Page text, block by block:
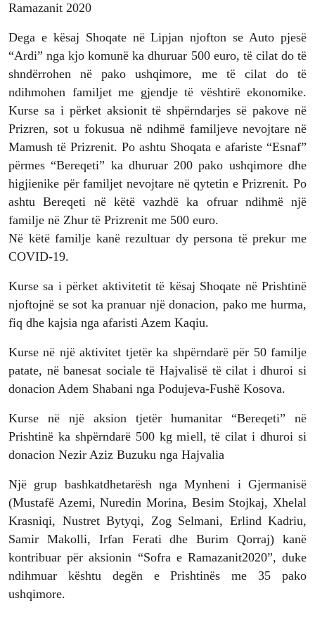
Ramazanit 2020
Dega e kësaj Shoqate në Lipjan njofton se Auto pjesë
“Ardi” nga kjo komunë ka dhuruar 500 euro, të cilat do të
shndërrohen në pako ushqimore, me të cilat do të
ndihmohen familjet me gjendje të vështirë ekonomike.
Kurse sa i përket aksionit të shpërndarjes së pakove në
Prizren, sot u fokusua në ndihmë familjeve nevojtare në
Mamush të Prizrenit. Po ashtu Shoqata e afariste “Esnaf”
përmes “Bereqeti” ka dhuruar 200 pako ushqimore dhe
higjienike për familjet nevojtare në qytetin e Prizrenit. Po
ashtu Bereqeti në këtë vazhdë ka ofruar ndihmë një
familje në Zhur të Prizrenit me 500 euro.
Në këtë familje kanë rezultuar dy persona të prekur me
COVID-19.
Kurse sa i përket aktivitetit të kësaj Shoqate në Prishtinë
njoftojnë se sot ka pranuar një donacion, pako me hurma,
fiq dhe kajsia nga afaristi Azem Kaqiu.
Kurse në një aktivitet tjetër ka shpërndarë për 50 familje
patate, në banesat sociale të Hajvalisë të cilat i dhuroi si
donacion Adem Shabani nga Podujeva-Fushë Kosova.
Kurse në një aksion tjetër humanitar “Bereqeti” në
Prishtinë ka shpërndarë 500 kg miell, të cilat i dhuroi si
donacion Nezir Aziz Buzuku nga Hajvalia
Një grup bashkatdhetarësh nga Mynheni i Gjermanisë
(Mustafë Azemi, Nuredin Morina, Besim Stojkaj, Xhelal
Krasniqi, Nustret Bytyqi, Zog Selmani, Erlind Kadriu,
Samir Makolli, Irfan Ferati dhe Burim Qorraj) kanë
kontribuar për aksionin “Sofra e Ramazanit2020”, duke
ndihmuar kështu degën e Prishtinës me 35 pako
ushqimore.